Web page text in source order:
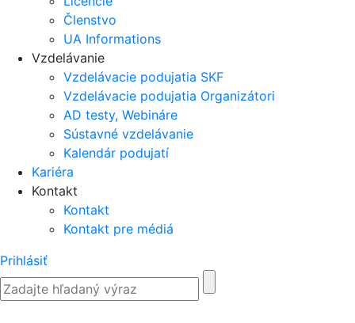
Členstvo
UA Informations
Vzdelávanie
Vzdelávacie podujatia SKF
Vzdelávacie podujatia Organizátori
AD testy, Webináre
Sústavné vzdelávanie
Kalendár podujatí
Kariéra
Kontakt
Kontakt
Kontakt pre médiá
Prihlásiť